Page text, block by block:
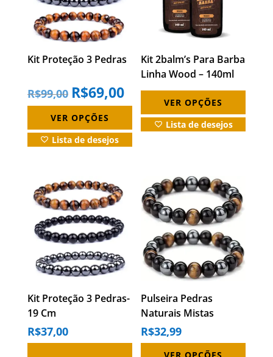
Kit Proteção 3 Pedras
R$99,00 O
preço
original
era:
R$99,00.
R$69,00Opreço
atual
é:
R$69,00.
VER OPÇÕES
variantes.
As
opções
podem
escolhidas
na
página
do
produto
Lista de desejos
Kit 2balm’s Para Barba
Linha Wood – 140ml
(cada)
VER OPÇÕES
variantes.
podem
ser
escolhidas
página
do
Lista de desejos
Kit Proteção 3 Pedras-
19 Cm
R$37,00
Pulseira Pedras
Naturais Mistas
Hematita Onix Olho
De Tigre
R$32,99
Este
produto
tem
várias
variantes.
As
opções
podem
ser
escolhidas
na